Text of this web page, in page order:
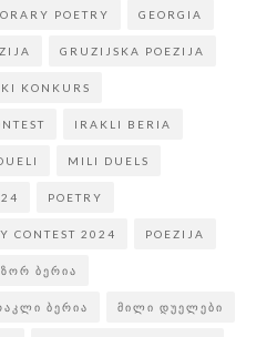
POETRY GEORGIA
GRUZIJSKA POEZIJA
KONKURS
IRAKLI BERIA
MILI DUELS
POETRY
CONTEST 2024 POEZIJA
ᲑᲔᲠᲘᲐ
ᲑᲔᲠᲘᲐ ᲛᲘᲚᲘ ᲓᲣᲔᲚᲔᲑᲘ